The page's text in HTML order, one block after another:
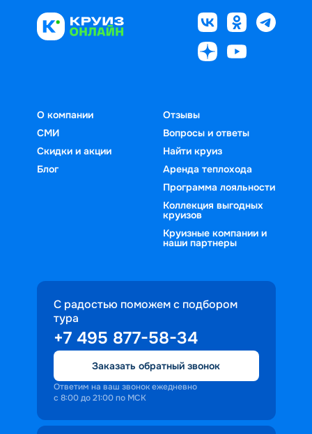
О компании
СМИ
Скидки и акции
Блог
Отзывы
Вопросы и ответы
Найти круиз
Аренда теплохода
Программа лояльности
Коллекция выгодных
круизов
Круизные компании и
наши партнеры
С радостью поможем с подбором
тура
+7 495 877-58-34
Заказать обратный звонок
Ответим на ваш звонок ежедневно
с 8:00 до 21:00 по МСК